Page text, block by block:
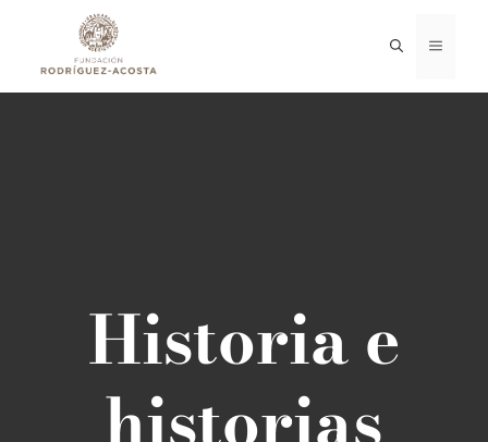
contenido
MENÚ
Historia e